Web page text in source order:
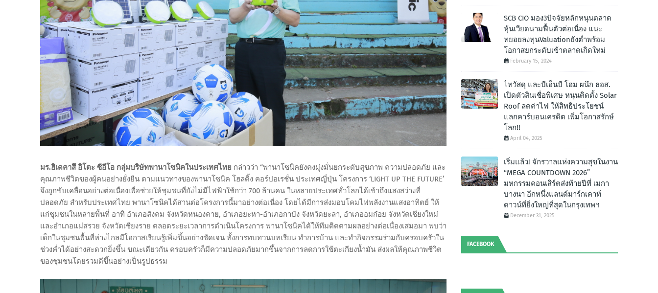
มร.ฮิเดคาสึ อิโตะ ซีอีโอ กลุ่มบริษัทพานาโซนิคในประเทศไทย กล่าวว่า “พานาโซนิคยังคงมุ่งมั่นยกระดับสุขภาพ ความปลอดภัย และ
คุณภาพชีวิตของผู้คนอย่างยั่งยืน ตามแนวทางของพานาโซนิค โฮลดิ้ง คอร์ปอเรชั่น ประเทศญี่ปุ่น โครงการ ‘LIGHT UP THE FUTURE’
จึงถูกขับเคลื่อนอย่างต่อเนื่องเพื่อช่วยให้ชุมชนที่ยังไม่มีไฟฟ้าใช้กว่า 700 ล้านคน ในหลายประเทศทั่วโลกได้เข้าถึงแสงสว่างที่
ปลอดภัย สำหรับประเทศไทย พานาโซนิคได้สานต่อโครงการนี้มาอย่างต่อเนื่อง โดยได้มีการส่งมอบโคมไฟพลังงานแสงอาทิตย์ ให้
แก่ชุมชนในหลายพื้นที่ อาทิ อำเภอสังคม จังหวัดหนองคาย, อำเภอยะหา-อำเภอกาบัง จังหวัดยะลา, อำเภออมก๋อย จังหวัดเชียงใหม่
และอำเภอแม่สรวย จังหวัดเชียงราย ตลอดระยะเวลาการดำเนินโครงการ พานาโซนิคได้ให้ทีมติดตามผลอย่างต่อเนื่องเสมอมา พบว่า
เด็กในชุมชนพื้นที่ห่างไกลมีโอกาสเรียนรู้เพิ่มขึ้นอย่างชัดเจน ทั้งการทบทวนบทเรียน ทำการบ้าน และทำกิจกรรมร่วมกับครอบครัวใน
ช่วงค่ำได้อย่างสะดวกยิ่งขึ้น ขณะเดียวกัน ครอบครัวก็มีความปลอดภัยมากขึ้นจากการลดการใช้ตะเกียงน้ำมัน ส่งผลให้คุณภาพชีวิต
ของชุมชนโดยรวมดีขึ้นอย่างเป็นรูปธรรม
SCB CIO มอง3ปัจจัยหลักหนุนตลาด
หุ้นเวียดนามฟื้นตัวต่อเนื่อง แนะ
ทยอยลงทุนValuationยังต่ำพร้อม
โอกาสยกระดับเข้าตลาดเกิดใหม่
February 15, 2024
ไทวัสดุ และบีเอ็นบี โฮม ผนึก ธอส.
เปิดตัวสินเชื่อพิเศษ หนุนติดตั้ง Solar
Roof ลดค่าไฟ ให้สิทธิประโยชน์
แลกคาร์บอนเครดิต เพิ่มโอกาสรักษ์
โลก!!
April 04, 2025
เริ่มแล้ว! จักรวาลแห่งความสุขในงาน
“MEGA COUNTDOWN 2026”
มหกรรมคอนเสิร์ตส่งท้ายปีที่ เมกา
บางนา อีกหนึ่งแลนด์มาร์กเคาท์
ดาวน์ที่ยิ่งใหญ่ที่สุดในกรุงเทพฯ
December 31, 2025
FACEBOOK